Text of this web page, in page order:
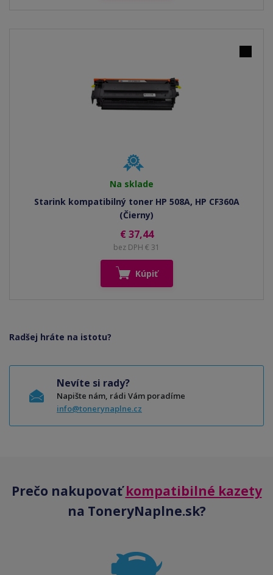
Na sklade
Starink kompatibilný toner HP 508A, HP CF360A
(Čierny)
€ 37,44
bez DPH € 31
Kúpiť
Radšej hráte na istotu?
Nevíte si rady?
Napište nám, rádi Vám poradíme
info@tonerynaplne.cz
Prečo nakupovaťkompatibilné kazety
na ToneryNaplne.sk?